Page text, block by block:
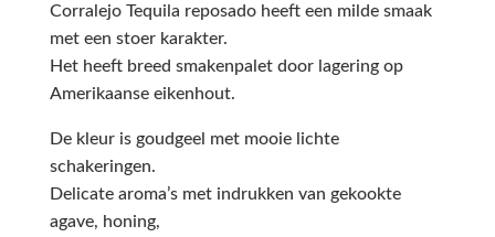
Corralejo Tequila reposado heeft een milde smaak
met een stoer karakter.
Het heeft breed smakenpalet door lagering op
Amerikaanse eikenhout.
De kleur is goudgeel met mooie lichte
schakeringen.
Delicate aroma’s met indrukken van gekookte
agave, honing,